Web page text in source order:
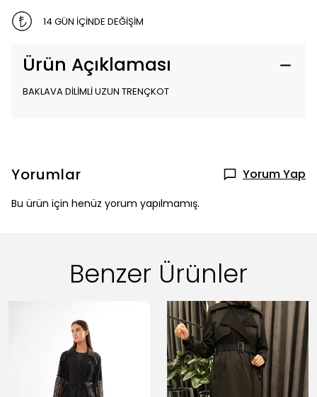
14 GÜN İÇİNDE DEĞİŞİM
Ürün Açıklaması
BAKLAVA DİLİMLİ UZUN TRENÇKOT
Yorumlar Yorum Yap
Bu ürün için henüz yorum yapılmamış.
Benzer Ürünler